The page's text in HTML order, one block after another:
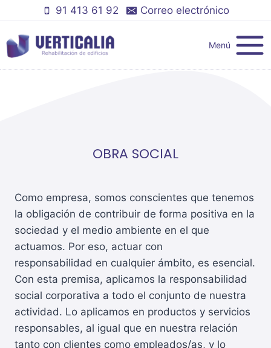
contenido
91 413 61 92 Correo electrónico
Menú
OBRA SOCIAL
Como empresa, somos conscientes que tenemos
la obligación de contribuir de forma positiva en la
sociedad y el medio ambiente en el que
actuamos. Por eso, actuar con
responsabilidad en cualquier ámbito, es esencial.
Con esta premisa, aplicamos la responsabilidad
social corporativa a todo el conjunto de nuestra
actividad. Lo aplicamos en productos y servicios
responsables, al igual que en nuestra relación
tanto con clientes como empleados/as, y lo